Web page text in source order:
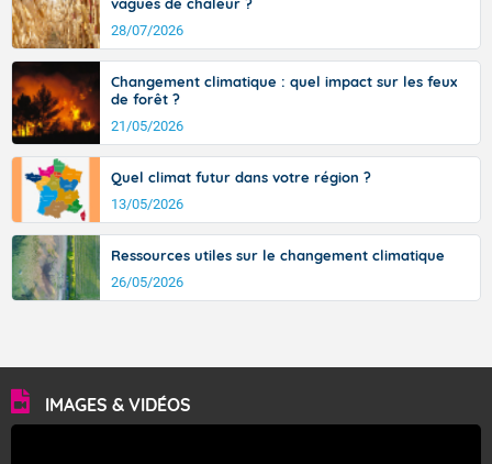
vagues de chaleur ?
28/07/2026
Changement climatique : quel impact sur les feux
de forêt ?
21/05/2026
Quel climat futur dans votre région ?
13/05/2026
Ressources utiles sur le changement climatique
26/05/2026
IMAGES & VIDÉOS